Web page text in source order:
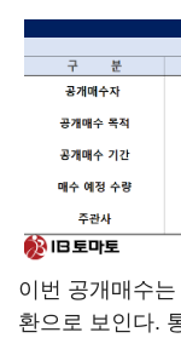
이번 공개매수
환으로 보인다.